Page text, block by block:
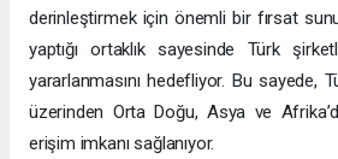
derinleştirmek için önemli bir fırsat
yaptığı ortaklık sayesinde Türk
yararlanmasını hedefliyor. Bu sayede,
üzerinden Orta Doğu, Asya ve
erişim imkanı sağlanıyor.